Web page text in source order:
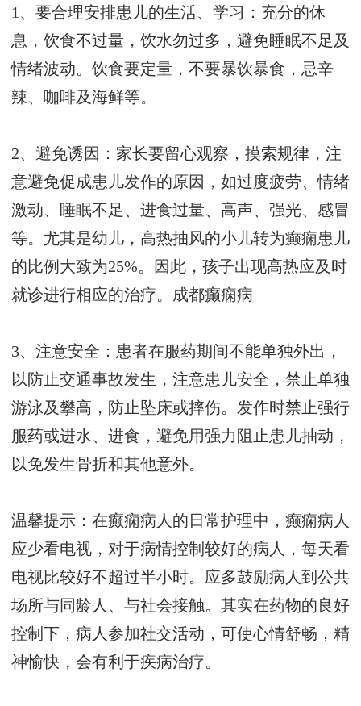
1、要合理安排患儿的生活、学习：充分的休
息，饮食不过量，饮水勿过多，避免睡眠不足及
情绪波动。饮食要定量，不要暴饮暴食，忌辛
辣、咖啡及海鲜等。
2、避免诱因：家长要留心观察，摸索规律，注
意避免促成患儿发作的原因，如过度疲劳、情绪
激动、睡眠不足、进食过量、高声、强光、感冒
等。尤其是幼儿，高热抽风的小儿转为癫痫患儿
的比例大致为25%。因此，孩子出现高热应及时
就诊进行相应的治疗。 成都癫痫病
3、注意安全：患者在服药期间不能单独外出，
以防止交通事故发生，注意患儿安全，禁止单独
游泳及攀高，防止坠床或摔伤。发作时禁止强行
服药或进水、进食，避免用强力阻止患儿抽动，
以免发生骨折和其他意外。
温馨提示：在癫痫病人的日常护理中，癫痫病人
应少看电视，对于病情控制较好的病人，每天看
电视比较好不超过半小时。应多鼓励病人到公共
场所与同龄人、与社会接触。其实在药物的良好
控制下，病人参加社交活动，可使心情舒畅，精
神愉快，会有利于疾病治疗。